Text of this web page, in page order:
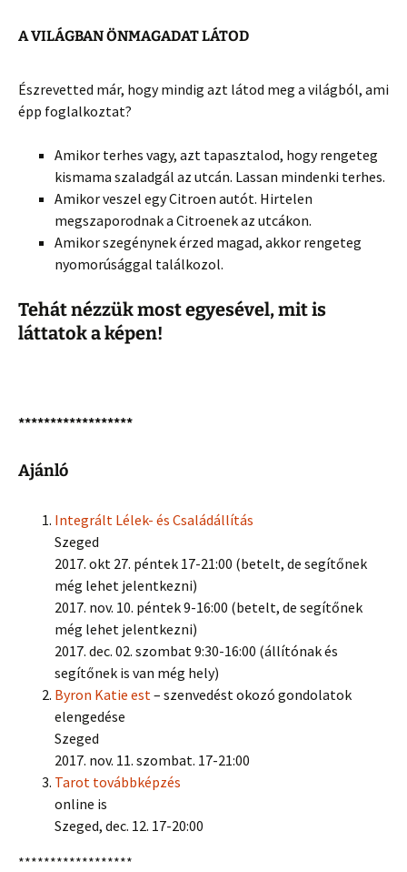
A VILÁGBAN ÖNMAGADAT LÁTOD
Észrevetted már, hogy mindig azt látod meg a világból, ami
épp foglalkoztat?
Amikor terhes vagy, azt tapasztalod, hogy rengeteg
kismama szaladgál az utcán. Lassan mindenki terhes.
Amikor veszel egy Citroen autót. Hirtelen
megszaporodnak a Citroenek az utcákon.
Amikor szegénynek érzed magad, akkor rengeteg
nyomorúsággal találkozol.
Tehát nézzük most egyesével, mit is
láttatok a képen!
******************
Ajánló
Integrált Lélek- és Családállítás
Szeged
2017. okt 27. péntek 17-21:00 (betelt, de segítőnek
még lehet jelentkezni)
2017. nov. 10. péntek 9-16:00 (betelt, de segítőnek
még lehet jelentkezni)
2017. dec. 02. szombat 9:30-16:00 (állítónak és
segítőnek is van még hely)
Byron Katie est – szenvedést okozó gondolatok
elengedése
Szeged
2017. nov. 11. szombat. 17-21:00
Tarot továbbképzés
online is
Szeged, dec. 12. 17-20:00
******************